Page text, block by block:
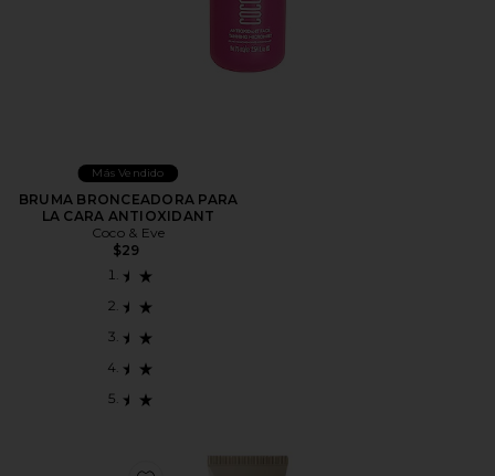
Más Vendido
BRUMA BRONCEADORA PARA
LA CARA ANTIOXIDANT
Coco & Eve
$29